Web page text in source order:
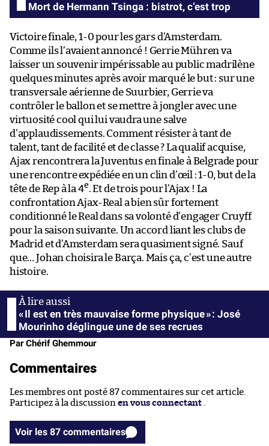
Mort de Hermann Tsinga : bistrot, c’est trop
Victoire finale, 1-0 pour les gars d’Amsterdam.
Comme ils l’avaient annoncé ! Gerrie Mühren va
laisser un souvenir impérissable au public madrilène
quelques minutes après avoir marqué le but : sur une
transversale aérienne de Suurbier, Gerrie va
contrôler le ballon et se mettre à jongler avec une
virtuosité cool qui lui vaudra une salve
d’applaudissements. Comment résister à tant de
talent, tant de facilité et de classe ? La qualif acquise,
Ajax rencontrera la Juventus en finale à Belgrade pour
une rencontre expédiée en un clin d’œil : 1-0, but de la
tête de Rep à la 4e. Et de trois pour l’Ajax ! La
confrontation Ajax-Real a bien sûr fortement
conditionné le Real dans sa volonté d’engager Cruyff
pour la saison suivante. Un accord liant les clubs de
Madrid et d’Amsterdam sera quasiment signé. Sauf
que… Johan choisira le Barça. Mais ça, c’est une autre
histoire.
« Il est en très mauvaise forme physique » : José
Mourinho déglingue une de ses recrues
Par Chérif Ghemmour
Commentaires
Les membres ont posté 87 commentaires sur cet article.
Participez à la discussion en vous connectant .
Voir les 87 commentaires